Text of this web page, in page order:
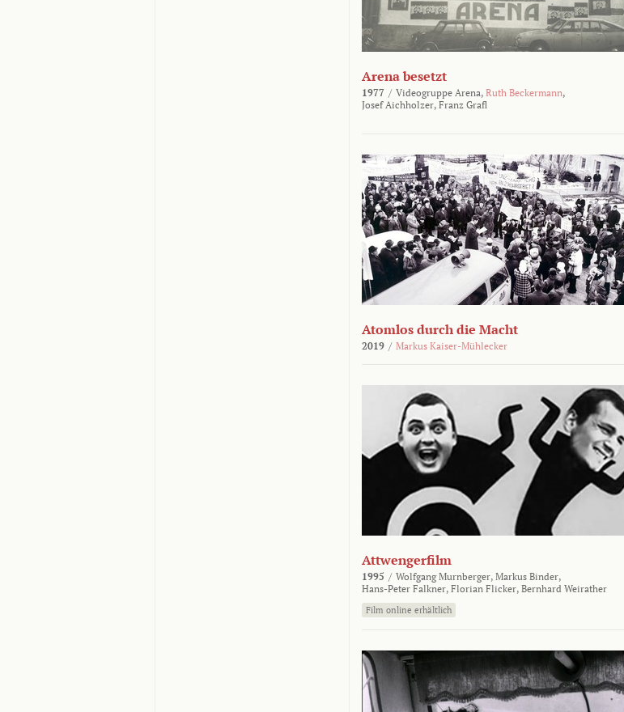
Arena besetzt
1977 / Videogruppe Arena, Ruth Beckermann,
Josef Aichholzer, Franz Grafl
Atomlos durch die Macht
2019 / Markus Kaiser-Mühlecker
Attwengerfilm
1995 / Wolfgang Murnberger, Markus Binder,
Hans-Peter Falkner, Florian Flicker, Bernhard Weirather
Film online erhältlich